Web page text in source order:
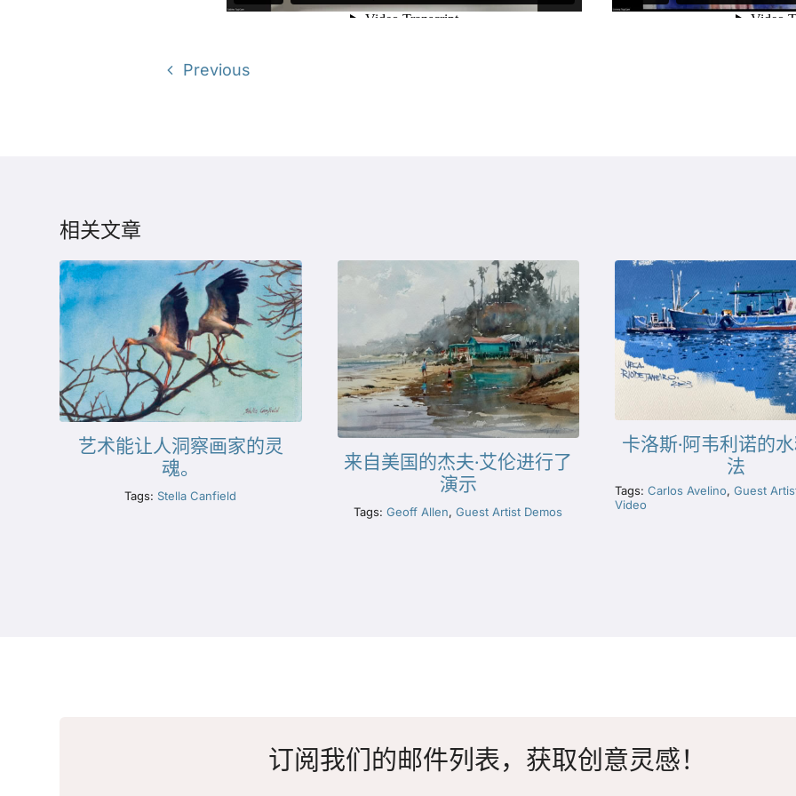
Previous
相关文章
艺术能让人洞察画家的灵
魂。
Tags: Stella Canfield
来自美国的杰夫·艾伦进行了
演示
Tags:Geoff Allen,Guest Artist Demos
卡洛斯·阿韦利诺的
法
Tags: Carlos Avelino, Guest
Video
订阅我们的邮件列表，获取创意灵感！